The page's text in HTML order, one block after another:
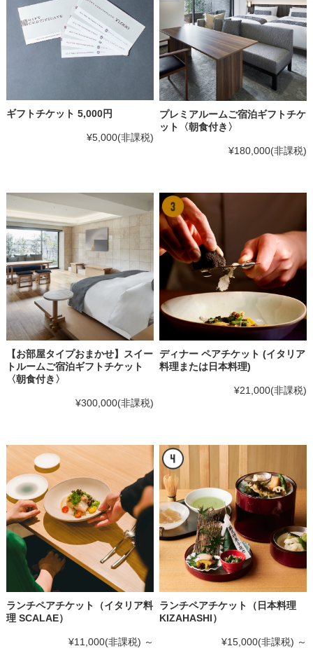
ギフトチケット 5,000円
¥5,000(非課税)
プレミアルームご宿泊ギフトチケ
ット〈朝食付き〉
¥180,000(非課税)
【お部屋タイプおまかせ】スイー
トルームご宿泊ギフトチケット
〈朝食付き〉
¥300,000(非課税)
ディナー ペアチケット (イタリア
料理または日本料理)
¥21,000(非課税)
ランチペアチケット（イタリア料
理 SCALAE）
¥11,000(非課税) ～
ランチペアチケット（日本料理
KIZAHASHI）
¥15,000(非課税) ～